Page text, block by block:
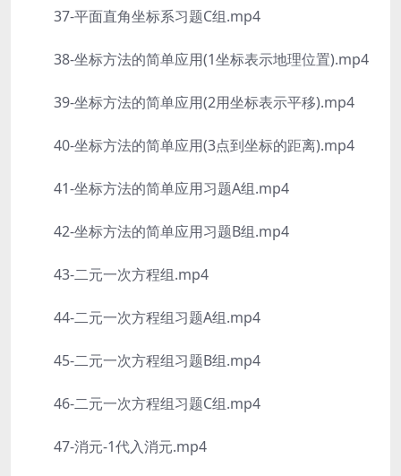
37-平面直角坐标系习题C组.mp4
38-坐标方法的简单应用(1坐标表示地理位置).mp4
39-坐标方法的简单应用(2用坐标表示平移).mp4
40-坐标方法的简单应用(3点到坐标的距离).mp4
41-坐标方法的简单应用习题A组.mp4
42-坐标方法的简单应用习题B组.mp4
43-二元一次方程组.mp4
44-二元一次方程组习题A组.mp4
45-二元一次方程组习题B组.mp4
46-二元一次方程组习题C组.mp4
47-消元-1代入消元.mp4